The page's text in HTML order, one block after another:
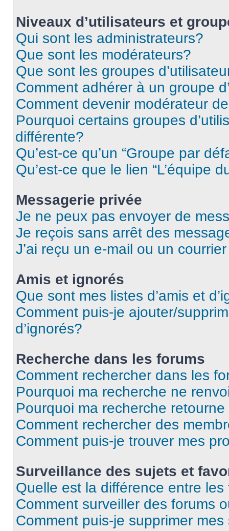
Niveaux d’utilisateurs et
Qui sont les administrateurs?
Que sont les modérateurs?
Que sont les groupes
Comment adhérer à un groupe
Comment devenir modérateur
Pourquoi certains groupes
différente?
Qu’est-ce qu’un “Groupe par
Qu’est-ce que le lien “L’équipe
Messagerie privée
Je ne peux pas envoyer de
Je reçois sans arrêt des
J’ai reçu un e-mail ou un
Amis et ignorés
Que sont mes listes d’amis et
Comment puis-je ajouter/
d’ignorés?
Recherche dans les forums
Comment rechercher dans les
Pourquoi ma recherche ne
Pourquoi ma recherche
Comment rechercher des
Comment puis-je trouver mes
Surveillance des sujets et
Quelle est la différence entre
Comment surveiller des forums
Comment puis-je supprimer